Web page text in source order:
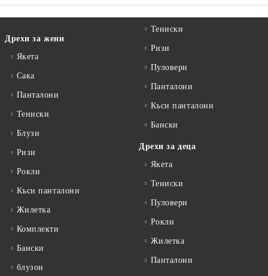
Дрехи за жени
Якета
Сакa
Панталони
Тениски
Блузи
Ризи
Рокли
Къси панталони
Жилетка
Комплекти
Бански
блузон
Тениски
Ризи
Пуловери
Панталони
Къси панталони
Бански
Дрехи за деца
Якета
Тениски
Пуловери
Рокли
Жилетка
Панталони